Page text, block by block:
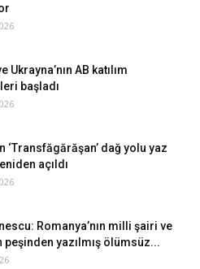
Ukrayna’nın AB katılım
başladı
‘Transfăgărăşan’ dağ yolu yaz
açıldı
Romanya’nın milli şairi ve
peşinden yazılmış ölümsüz...